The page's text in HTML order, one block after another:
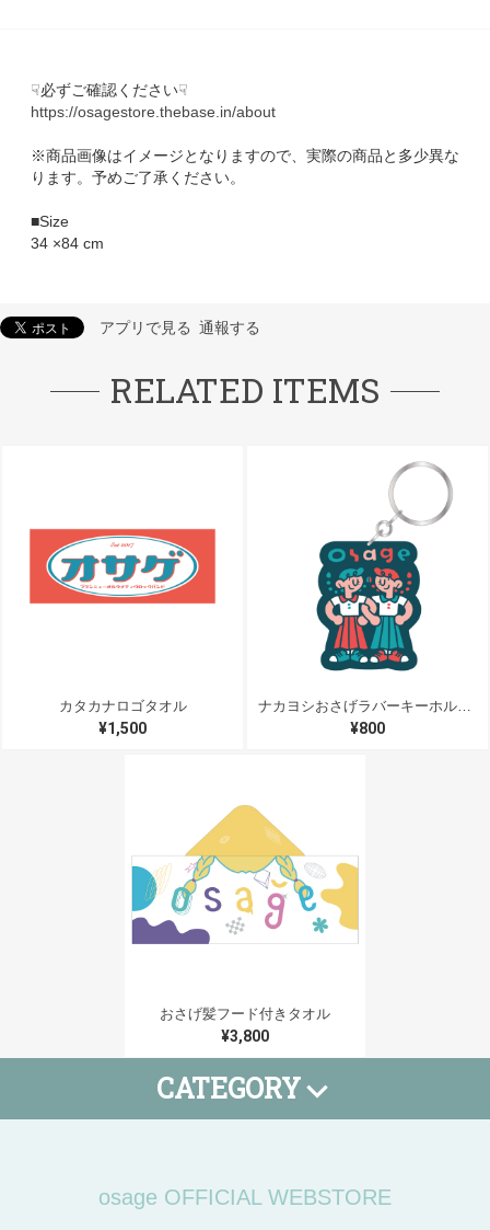
☟必ずご確認ください☟
https://osagestore.thebase.in/about
※商品画像はイメージとなりますので、実際の商品と多少異な
ります。予めご了承ください。
■Size
34 ×84 cm
アプリで見る 通報する
RELATED ITEMS
カタカナロゴタオル
¥1,500 ¥800
おさげ髪フード付きタオル
¥3,800
CATEGORY
Tシャツ タオル 小物 SALE 期間限定
osage OFFICIAL WEBSTORE